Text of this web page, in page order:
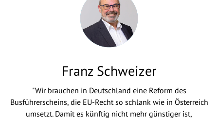
Franz Schweizer
"Wir brauchen in Deutschland eine Reform des
Busführerscheins, die EU-Recht so schlank wie in Österreich
umsetzt. Damit es künftig nicht mehr günstiger ist,